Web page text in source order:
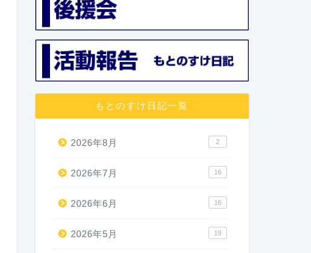
もとのすけ日記一覧
2026年8月 2
2026年7月 16
2026年6月 16
2026年5月 19